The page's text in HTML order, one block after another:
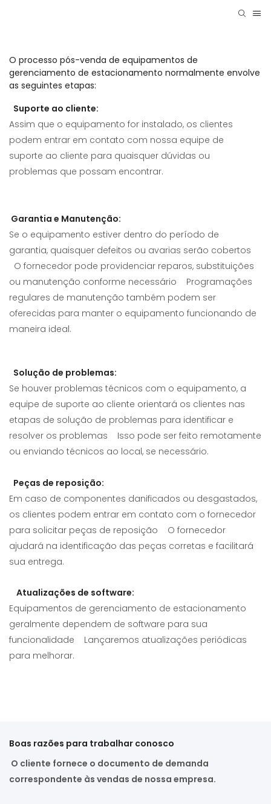
O processo pós-venda de equipamentos de
gerenciamento de estacionamento normalmente envolve
as seguintes etapas:
Suporte ao cliente:
Assim que o equipamento for instalado, os clientes
podem entrar em contato com nossa equipe de
suporte ao cliente para quaisquer dúvidas ou
problemas que possam encontrar.
Garantia e Manutenção:
Se o equipamento estiver dentro do período de
garantia, quaisquer defeitos ou avarias serão cobertos
O fornecedor pode providenciar reparos, substituições
ou manutenção conforme necessário Programações
regulares de manutenção também podem ser
oferecidas para manter o equipamento funcionando de
maneira ideal.
Solução de problemas:
Se houver problemas técnicos com o equipamento, a
equipe de suporte ao cliente orientará os clientes nas
etapas de solução de problemas para identificar e
resolver os problemas Isso pode ser feito remotamente
ou enviando técnicos ao local, se necessário.
Peças de reposição:
Em caso de componentes danificados ou desgastados,
os clientes podem entrar em contato com o fornecedor
para solicitar peças de reposição O fornecedor
ajudará na identificação das peças corretas e facilitará
sua entrega.
Atualizações de software:
Equipamentos de gerenciamento de estacionamento
geralmente dependem de software para sua
funcionalidade Lançaremos atualizações periódicas
para melhorar.
Boas razões para trabalhar conosco
O cliente fornece o documento de demanda
correspondente às vendas de nossa empresa.